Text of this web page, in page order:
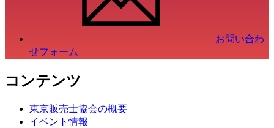
お問い合わ
せフォーム
コンテンツ
東京販売士協会の概要
イベント情報